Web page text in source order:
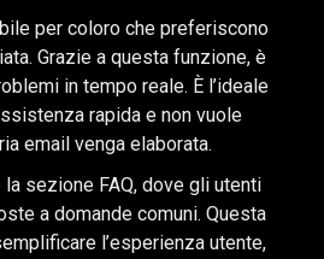
per coloro che preferiscono
Grazie a questa funzione, è
in tempo reale. È l’ideale
rapida e non vuole
email venga elaborata.
la sezione FAQ, dove gli utenti
a domande comuni. Questa
l’esperienza utente,